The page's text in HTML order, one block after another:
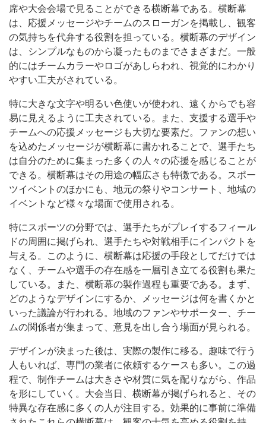
席や大会会場で見ることができる横断幕である。横断幕
は、応援メッセージやチームのスローガンを掲載し、観客
の気持ちを代弁する役割を担っている。横断幕のデザイン
は、シンプルなものから凝ったものまでさまざまだ。一般
的にはチームカラーやロゴがあしらわれ、視覚的にわかり
やすい工夫がされている。
特に大きな文字や明るい色使いが使われ、遠くからでも容
易に見えるように工夫されている。また、支援する選手や
チームへの応援メッセージも大切な要素だ。ファンの想い
を込めたメッセージが横断幕に書かれることで、選手たち
は自分のために集まった多くの人々の応援を感じることが
できる。横断幕はその用途の幅広さも特徴である。スポー
ツイベントのほかにも、地元の祭りやコンサート、地域の
イベントなど様々な場面で使用される。
特にスポーツの分野では、選手たちがプレイするフィール
ドの周囲に掲げられ、選手たちや対戦相手にインパクトを
与える。このように、横断幕は応援の手段としてだけでは
なく、チームや選手の存在感を一層引き立てる役割も果た
している。また、横断幕の製作過程も重要である。まず、
どのようなデザインにするか、メッセージは何を書くかと
いった議論が行われる。地域のファンやサポーター、チー
ムの関係者が集まって、意見を出し合う場面が見られる。
デザインが決まった後は、実際の製作に移る。趣味で行う
人もいれば、専門の業者に依頼するケースも多い。この過
程で、制作チームは大きさや材質に気を配りながら、作品
を形にしていく。大会当日、横断幕が掲げられると、その
特異な存在感に多くの人が注目する。効果的に事前に準備